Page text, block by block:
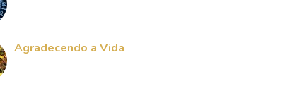
Agradecendo a Vida